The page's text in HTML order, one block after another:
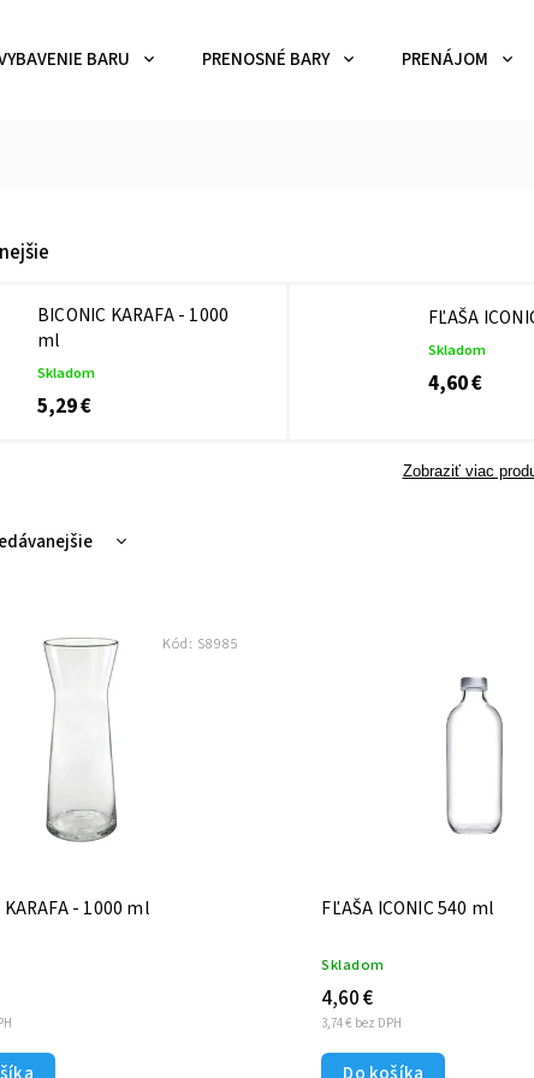
BARU PRENOSNÉ BARY PRENÁJOM
BICONIC KARAFA - 1000
ml
Skladom
5,29 €
FĽAŠA
Skladom
4,60 €
Zobraziť viac
KARAFA - 1000 ml
Kód: S8985
FĽAŠA ICONIC 540 ml
Skladom
3,74 € bez DPH
4,60 €